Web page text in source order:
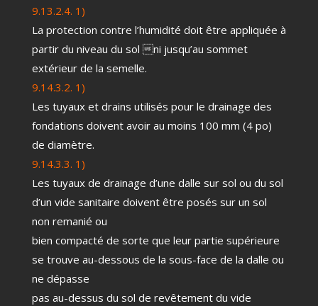
9.13.2.4. 1)
La protection contre l’humidité doit être appliquée à
partir du niveau du sol ni jusqu’au sommet
extérieur de la semelle.
9.14.3.2. 1)
Les tuyaux et drains utilisés pour le drainage des
fondations doivent avoir au moins 100 mm (4 po)
de diamètre.
9.14.3.3. 1)
Les tuyaux de drainage d’une dalle sur sol ou du sol
d’un vide sanitaire doivent être posés sur un sol
non remanié ou
bien compacté de sorte que leur partie supérieure
se trouve au-dessous de la sous-face de la dalle ou
ne dépasse
pas au-dessus du sol de revêtement du vide